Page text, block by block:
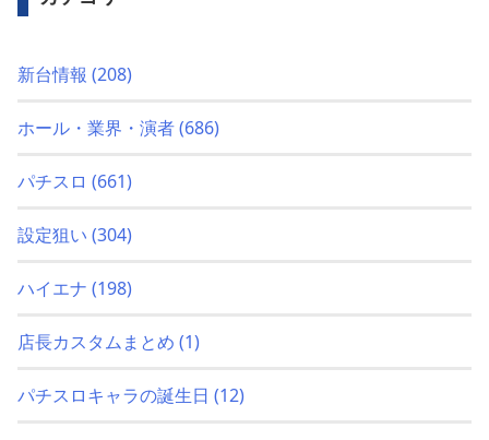
新台情報 (208)
ホール・業界・演者(686)
パチスロ (661)
設定狙い (304)
ハイエナ (198)
店長カスタムまとめ (1)
パチスロキャラの誕生日 (12)